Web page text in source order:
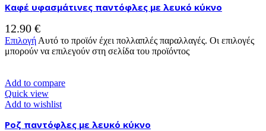
Καφέ υφασμάτινες παντόφλες με λευκό κύκνο
12.90 €
Επιλογή Αυτό το προϊόν έχει πολλαπλές παραλλαγές. Οι επιλογές
μπορούν να επιλεγούν στη σελίδα του προϊόντος
Add to compare
Quick view
Add to wishlist
Ροζ παντόφλες με λευκό κύκνο